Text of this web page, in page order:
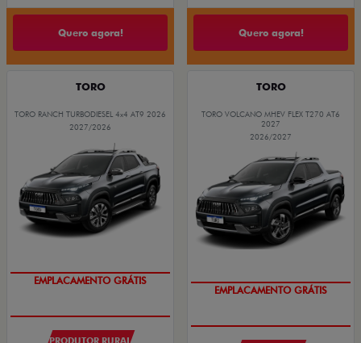
Quero agora! Quero agora!
TORO
TORO RANCH TURBODIESEL 4x4 AT9 2026
2027/2026
EMPLACAMENTO GRÁTIS
PRODUTOR RURAL
TORO
TORO VOLCANO MHEV FLEX T270 AT6
2027
2026/2027
EMPLACAMENTO GRÁTIS